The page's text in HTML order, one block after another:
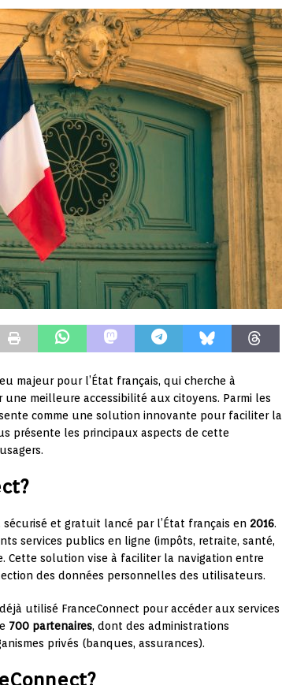
majeur pour l’État français, qui cherche à
meilleure accessibilité aux citoyens. Parmi les
comme une solution innovante pour faciliter la
présente les principaux aspects de cette
et gratuit lancé par l’État français en 2016.
services publics en ligne (impôts, retraite, santé,
Cette solution vise à faciliter la navigation entre
des données personnelles des utilisateurs.
utilisé FranceConnect pour accéder aux services
700 partenaires, dont des administrations
privés (banques, assurances).